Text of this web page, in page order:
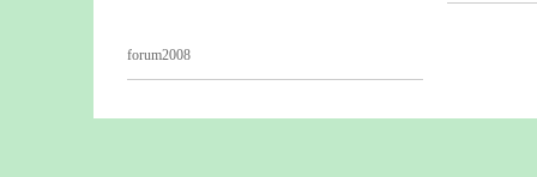
forum2008